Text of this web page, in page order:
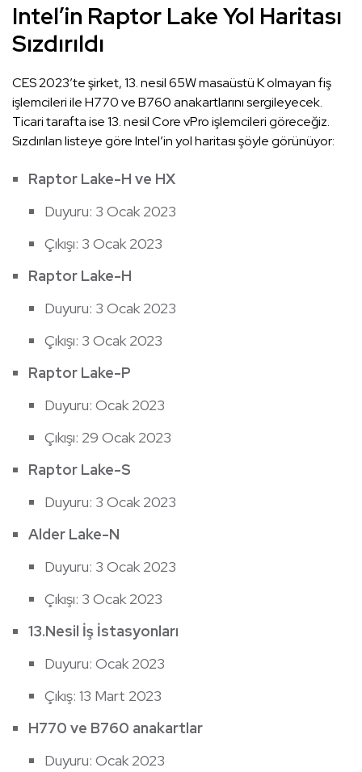
Intel’in Raptor Lake Yol Haritası
Sızdırıldı
CES 2023’te şirket, 13. nesil 65W masaüstü K olmayan fiş
işlemcileri ile H770 ve B760 anakartlarını sergileyecek.
Ticari tarafta ise 13. nesil Core vPro işlemcileri göreceğiz.
Sızdırılan listeye göre Intel’in yol haritası şöyle görünüyor:
Raptor Lake-H ve HX
Duyuru: 3 Ocak 2023
Çıkışı: 3 Ocak 2023
Raptor Lake-H
Duyuru: 3 Ocak 2023
Çıkışı: 3 Ocak 2023
Raptor Lake-P
Duyuru: Ocak 2023
Çıkışı: 29 Ocak 2023
Raptor Lake-S
Duyuru: 3 Ocak 2023
Alder Lake-N
Duyuru: 3 Ocak 2023
Çıkışı: 3 Ocak 2023
13.Nesil İş İstasyonları
Duyuru: Ocak 2023
Çıkış: 13 Mart 2023
H770 ve B760 anakartlar
Duyuru: Ocak 2023